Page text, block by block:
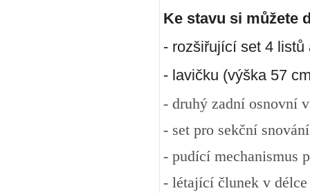
Ke stavu si můžete
- rozšiřující set 4
- lavičku (výška 57
- druhý zadní osnovní
- set pro sekční
- pudící mechanismus
- létající člunek v